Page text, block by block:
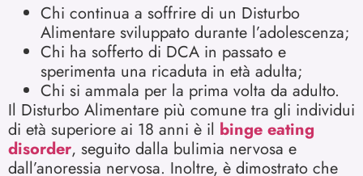
Chi continua a soffrire di un Disturbo
Alimentare sviluppato durante l’adolescenza;
Chi ha sofferto di DCA in passato e
sperimenta una ricaduta in età adulta;
Chi si ammala per la prima volta da adulto.
Il Disturbo Alimentare più comune tra gli individui
di età superiore ai 18 anni è il binge eating
disorder, seguito dalla bulimia nervosa e
dall’anoressia nervosa. Inoltre, è dimostrato che